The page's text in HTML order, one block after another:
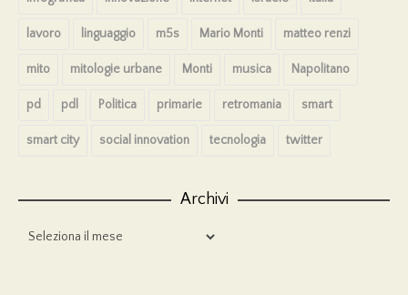
lavoro linguaggio m5s Mario Monti matteo renzi
mito mitologie urbane Monti musica Napolitano
pd pdl Politica primarie retromania smart
smart city social innovation tecnologia twitter
Archivi
Archivi